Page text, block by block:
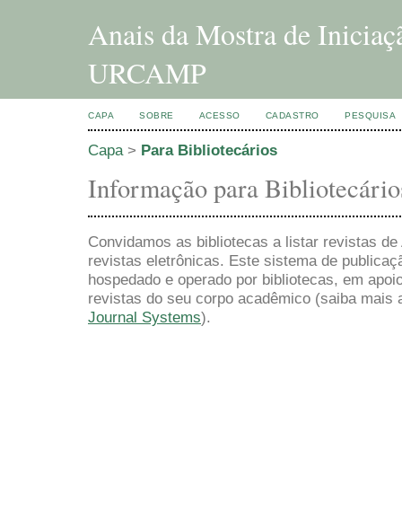
Anais da Mostra de
URCAMP
CAPA SOBRE ACESSO CADASTRO PESQUISA
Capa> Para Bibliotecários
Informação para
Convidamos as bibliotecas a listar revistas
revistas eletrônicas. Este sistema de
hospedado e operado por bibliotecas, em
revistas do seu corpo acadêmico (saiba
Journal Systems).